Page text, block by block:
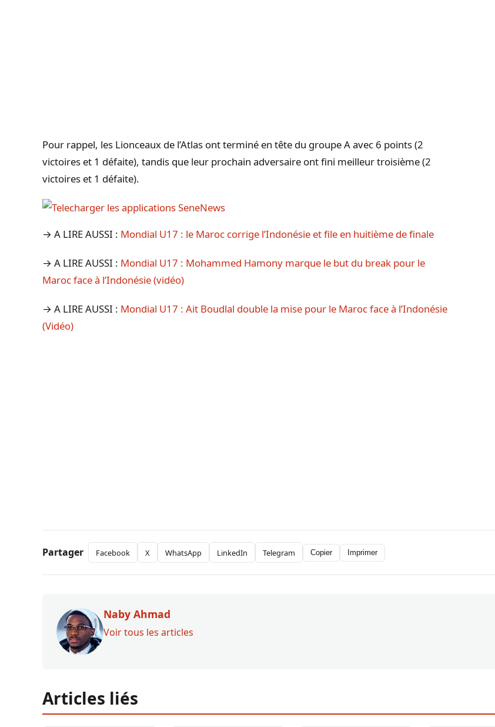
Pour rappel, les Lionceaux de l’Atlas ont terminé en tête du groupe A avec 6 points (2
victoires et 1 défaite), tandis que leur prochain adversaire ont fini meilleur troisième (2
victoires et 1 défaite).
→ A LIRE AUSSI : Mondial U17 : le Maroc corrige l’Indonésie et file en huitième de finale
→ A LIRE AUSSI : Mondial U17 : Mohammed Hamony marque le but du break pour le
Maroc face à l’Indonésie (vidéo)
→ A LIRE AUSSI : Mondial U17 : Ait Boudlal double la mise pour le Maroc face à l’Indonésie
(Vidéo)
Partager Facebook X WhatsApp LinkedIn Telegram Copier Imprimer
Naby Ahmad
Voir tous les articles
Articles liés